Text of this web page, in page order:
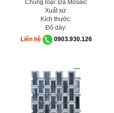
Chủng loại: Đá Mosaic
Xuất xứ:
Kích thước:
Độ dày:
Liên hệ
0903.930.126